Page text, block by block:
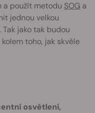
a použít metodu SOG a
jednou velkou
. Tak jako tak budou
toho, jak skvěle
osvětlení,